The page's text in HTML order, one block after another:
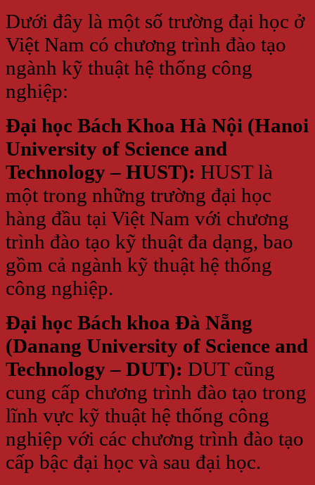
Dưới đây là một số trường đại học ở
Việt Nam có chương trình đào tạo
ngành kỹ thuật hệ thống công
nghiệp:
Đại học Bách Khoa Hà Nội (Hanoi
University of Science and
Technology – HUST): HUST là
một trong những trường đại học
hàng đầu tại Việt Nam với chương
trình đào tạo kỹ thuật đa dạng, bao
gồm cả ngành kỹ thuật hệ thống
công nghiệp.
Đại học Bách khoa Đà Nẵng
(Danang University of Science and
Technology – DUT): DUT cũng
cung cấp chương trình đào tạo trong
lĩnh vực kỹ thuật hệ thống công
nghiệp với các chương trình đào tạo
cấp bậc đại học và sau đại học.